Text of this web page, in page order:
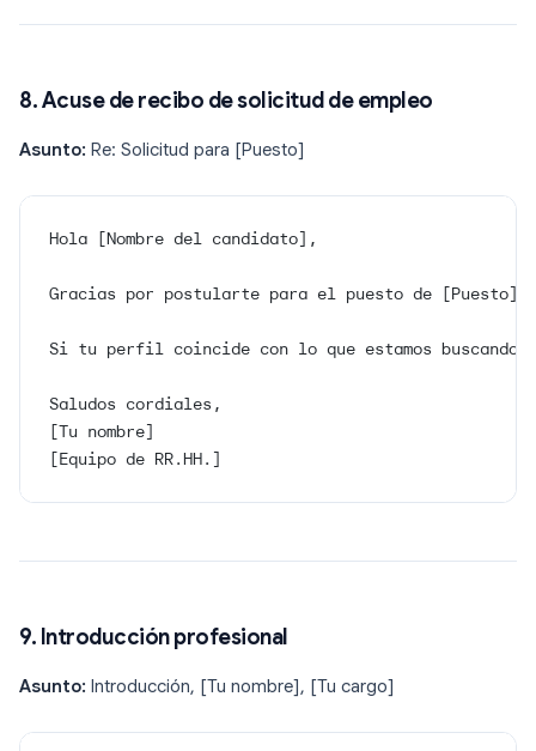
8. Acuse de recibo de solicitud de empleo
Asunto: Re: Solicitud para [Puesto]
Hola [Nombre del candidato],
Gracias por postularte para el puesto de
Si tu perfil coincide con lo que estamos buscando,
Saludos cordiales,
[Tu nombre]
[Equipo de RR.HH.]
9. Introducción profesional
Asunto: Introducción, [Tu nombre], [Tu cargo]